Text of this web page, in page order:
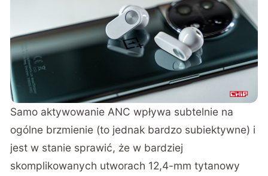
Samo aktywowanie ANC wpływa subtelnie na
ogólne brzmienie (to jednak bardzo subiektywne) i
jest w stanie sprawić, że w bardziej
skomplikowanych utworach 12,4-mm tytanowy